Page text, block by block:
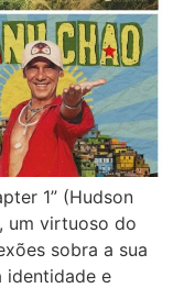
1” (Hudson
um virtuoso do
sobra a sua
identidade e